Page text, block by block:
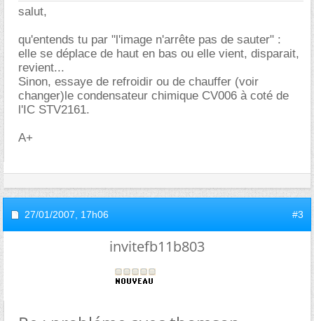
salut,
qu'entends tu par "l'image n'arrête pas de sauter" :
elle se déplace de haut en bas ou elle vient, disparait,
revient...
Sinon, essaye de refroidir ou de chauffer (voir
changer)le condensateur chimique CV006 à coté de
l'IC STV2161.
A+
27/01/2007, 17h06 #3
invitefb11b803